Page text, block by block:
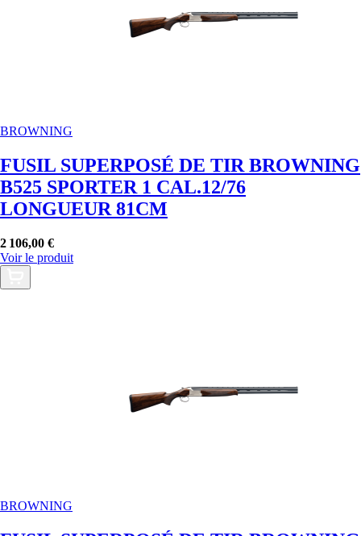
BROWNING
FUSIL SUPERPOSÉ DE TIR BROWNING
B525 SPORTER 1 CAL.12/76
LONGUEUR 81CM
2 106,00 €
Voir le produit
BROWNING